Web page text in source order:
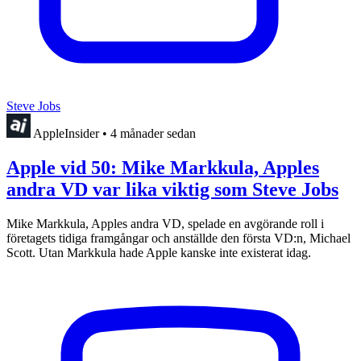
Steve Jobs
AppleInsider • 4 månader sedan
Apple vid 50: Mike Markkula, Apples
andra VD var lika viktig som Steve Jobs
Mike Markkula, Apples andra VD, spelade en avgörande roll i
företagets tidiga framgångar och anställde den första VD:n, Michael
Scott. Utan Markkula hade Apple kanske inte existerat idag.